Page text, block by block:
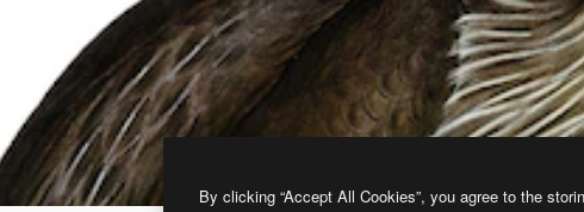
By clicking “Accept All Cookies”, you agree to the